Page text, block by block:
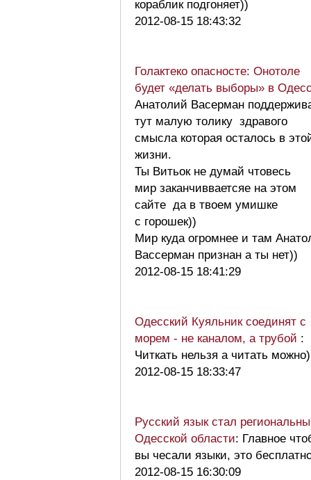
кораблик подгоняет))
2012-08-15 18:43:32
Голактеко опасносте: Онотоле
будет «делать выборы» в
Анатолий Васерман
тут малую толику здравого
смысла которая осталось в
жизни.
Ты Витьок не думай чтовесь
мир заканчивваетсяе на этом
сайте да в твоем умишке
с горошек))
Мир куда огромнее и там
Вассерман признан а ты нет))
2012-08-15 18:41:29
Одесский Куяльник соединят с
морем - не каналом, а трубой :
Читкать нельзя а читать можно)
2012-08-15 18:33:47
Русский язык стал
Одесской области: Главное
вы чесали языки, это
2012-08-15 16:30:09